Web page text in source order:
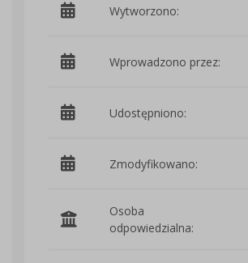
Wytworzono:
Wprowadzono przez:
Udostępniono:
Zmodyfikowano:
Osoba
odpowiedzialna: